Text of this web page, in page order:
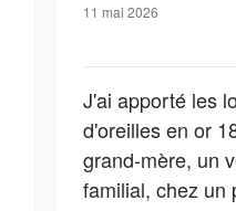
11 mai 2026
J'ai apporté les
d'oreilles en or
grand-mère, un
familial, chez un